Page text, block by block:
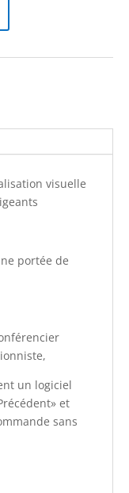
visuelle
portée de
un logiciel
et
sans